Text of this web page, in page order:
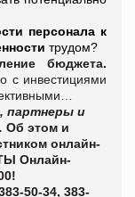
персонала к
трудом?
бюджета.
с инвестициями
партнеры и
Об этом и
онлайн-
Онлайн-
50-34, 383-